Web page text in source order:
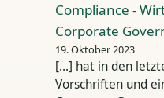
Compliance -
Corporate
19. Oktober 2023
[…] hat in den
Vorschriften und